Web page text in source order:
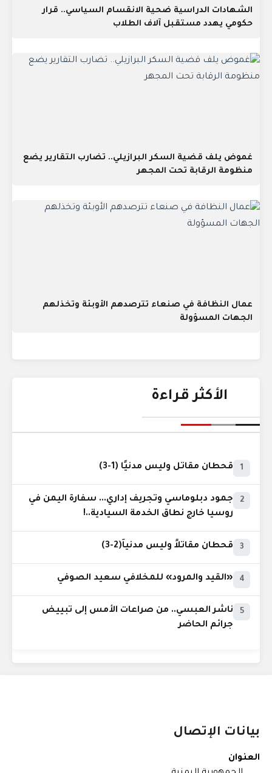
الشهادات الدراسية ضحية الانقسام السياسي.. قرار
حكومي يهدد مستقبل آلاف الطلاب
غموض يلف قضية السكر البرازيلي.. تضارب التقارير يضع
منظومة الرقابة تحت المجهر
عمال النظافة في صنعاء تترصدهم الأوبئة وتخذلهم
الجهات المسؤولة
الأكثر قراءة
1 قحطان مقاتل وليس مدنيًا (1-3)
2
جمود دبلوماسي وتجريف إداري... سفارة اليمن في
روسيا خارج نطاق الخدمة السيادية..!
3 قحطان مقاتلاً وليس مدنياً(2-3)
4 «القيد والمرود» للمخلافي سعيد الصوفي
5
ناشر العبسي.. من صراعات الأمس إلى تبييض
جرائم الحاضر
بيانات الإتصال
العنوان